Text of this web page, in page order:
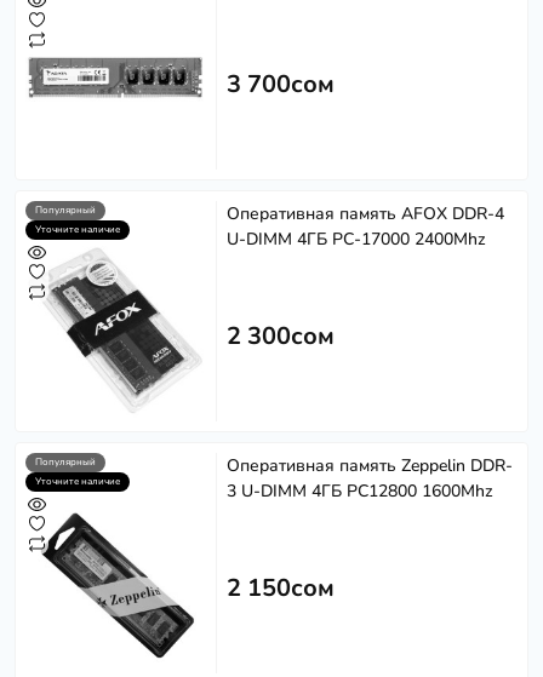
3 700сом
Популярный
Уточните наличие
Оперативная память AFOX DDR-4
U-DIMM 4ГБ PC-17000 2400Mhz
2 300сом
Популярный
Уточните наличие
Оперативная память Zeppelin DDR-
3 U-DIMM 4ГБ PC12800 1600Mhz
2 150сом